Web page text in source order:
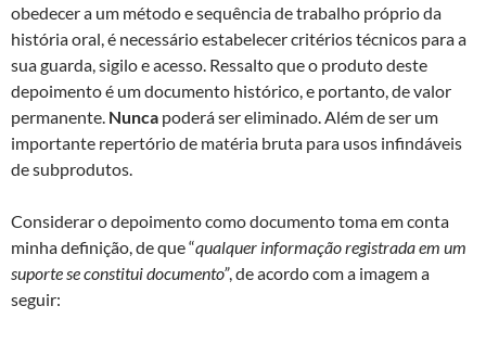
obedecer a um método e sequência de trabalho próprio da
história oral, é necessário estabelecer critérios técnicos para a
sua guarda, sigilo e acesso. Ressalto que o produto deste
depoimento é um documento histórico, e portanto, de valor
permanente. Nunca poderá ser eliminado. Além de ser um
importante repertório de matéria bruta para usos infindáveis
de subprodutos.
Considerar o depoimento como documento toma em conta
minha definição, de que “qualquer informação registrada em um
suporte se constitui documento”, de acordo com a imagem a
seguir: